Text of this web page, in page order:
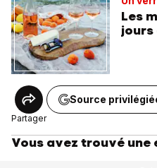
Les
jours
Partager
Source
Vous avez trouvé une